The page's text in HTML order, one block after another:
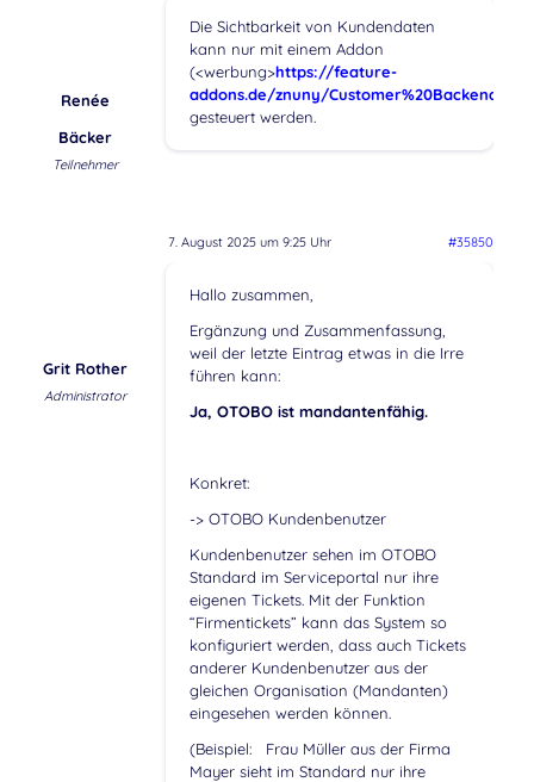
Renée
Bäcker
Teilnehmer
Die Sichtbarkeit von Kundendaten
kann nur mit einem Addon
(<werbung>https://feature-
addons.de/znuny/Customer%20Backend/
gesteuert werden.
7. August 2025 um 9:25 Uhr #35850
Grit Rother
Administrator
Hallo zusammen,
Ergänzung und Zusammenfassung,
weil der letzte Eintrag etwas in die Irre
führen kann:
Ja, OTOBO ist mandantenfähig.
Konkret:
-> OTOBO Kundenbenutzer
Kundenbenutzer sehen im OTOBO
Standard im Serviceportal nur ihre
eigenen Tickets. Mit der Funktion
“Firmentickets” kann das System so
konfiguriert werden, dass auch Tickets
anderer Kundenbenutzer aus der
gleichen Organisation (Mandanten)
eingesehen werden können.
(Beispiel: Frau Müller aus der Firma
Mayer sieht im Standard nur ihre